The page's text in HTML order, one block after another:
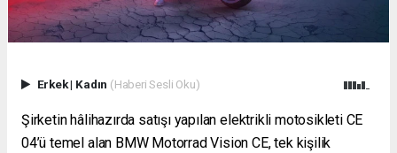
Erkek| Kadın (Haberi Sesli Oku)
Şirketin hâlihazırda satışı yapılan elektrikli motosikleti CE
04’ü temel alan BMW Motorrad Vision CE, tek kişilik